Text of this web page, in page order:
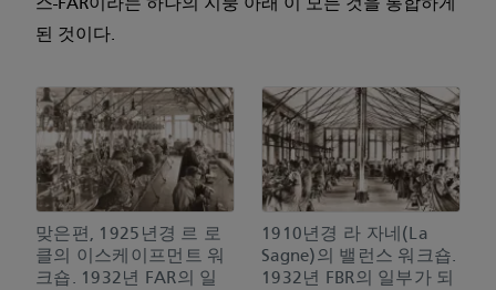
스-FAR이라는 하나의 지붕 아래 이 모든 것을 통합하게
된 것이다.
맞은편, 1925년경 르 로
클의 이스케이프먼트 워
크숍. 1932년 FAR의 일
1910년경 라 자네(La
Sagne)의 밸런스 워크숍.
1932년 FBR의 일부가 되